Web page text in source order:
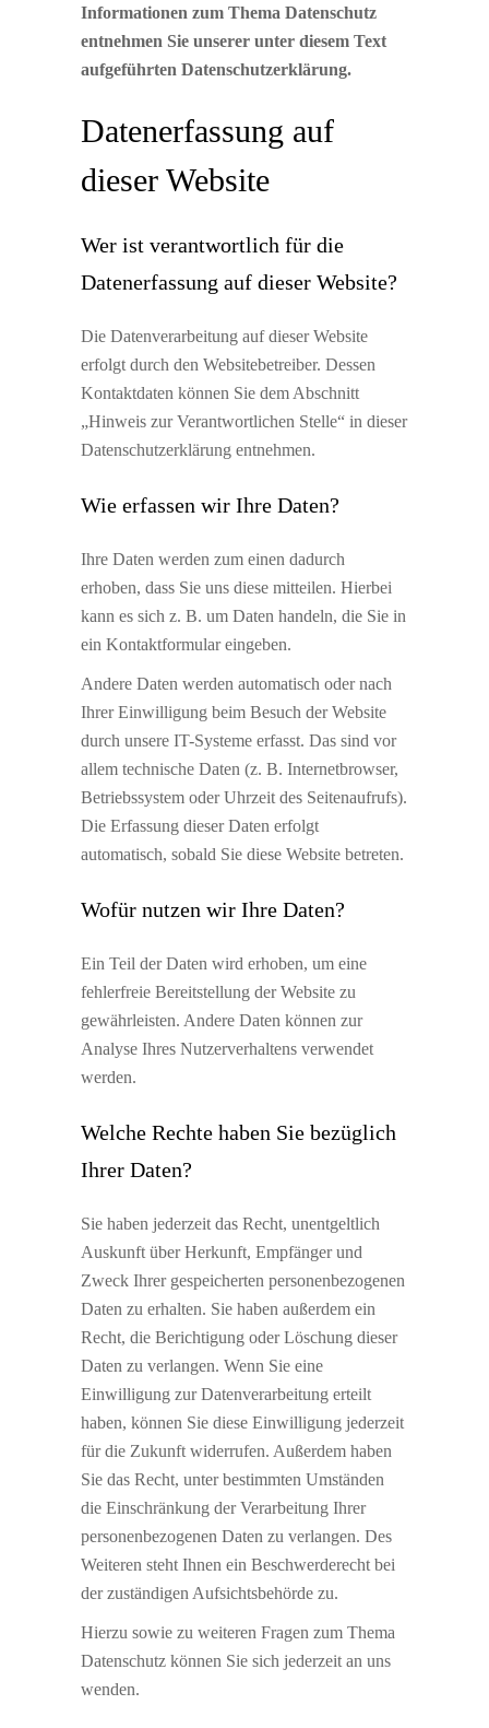
Informationen zum Thema Datenschutz
entnehmen Sie unserer unter diesem Text
aufgeführten Datenschutzerklärung.
Datenerfassung auf
dieser Website
Wer ist verantwortlich für die
Datenerfassung auf dieser Website?
Die Datenverarbeitung auf dieser Website
erfolgt durch den Websitebetreiber. Dessen
Kontaktdaten können Sie dem Abschnitt
„Hinweis zur Verantwortlichen Stelle“ in dieser
Datenschutzerklärung entnehmen.
Wie erfassen wir Ihre Daten?
Ihre Daten werden zum einen dadurch
erhoben, dass Sie uns diese mitteilen. Hierbei
kann es sich z. B. um Daten handeln, die Sie in
ein Kontaktformular eingeben.
Andere Daten werden automatisch oder nach
Ihrer Einwilligung beim Besuch der Website
durch unsere IT-Systeme erfasst. Das sind vor
allem technische Daten (z. B. Internetbrowser,
Betriebssystem oder Uhrzeit des Seitenaufrufs).
Die Erfassung dieser Daten erfolgt
automatisch, sobald Sie diese Website betreten.
Wofür nutzen wir Ihre Daten?
Ein Teil der Daten wird erhoben, um eine
fehlerfreie Bereitstellung der Website zu
gewährleisten. Andere Daten können zur
Analyse Ihres Nutzerverhaltens verwendet
werden.
Welche Rechte haben Sie bezüglich
Ihrer Daten?
Sie haben jederzeit das Recht, unentgeltlich
Auskunft über Herkunft, Empfänger und
Zweck Ihrer gespeicherten personenbezogenen
Daten zu erhalten. Sie haben außerdem ein
Recht, die Berichtigung oder Löschung dieser
Daten zu verlangen. Wenn Sie eine
Einwilligung zur Datenverarbeitung erteilt
haben, können Sie diese Einwilligung jederzeit
für die Zukunft widerrufen. Außerdem haben
Sie das Recht, unter bestimmten Umständen
die Einschränkung der Verarbeitung Ihrer
personenbezogenen Daten zu verlangen. Des
Weiteren steht Ihnen ein Beschwerderecht bei
der zuständigen Aufsichtsbehörde zu.
Hierzu sowie zu weiteren Fragen zum Thema
Datenschutz können Sie sich jederzeit an uns
wenden.